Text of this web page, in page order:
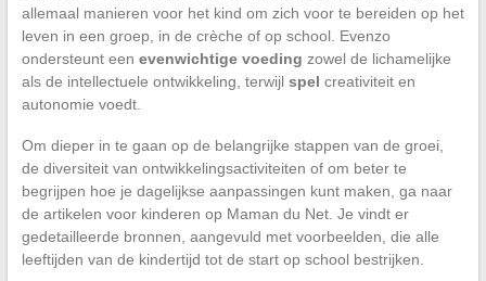
allemaal manieren voor het kind om zich voor te bereiden op het
leven in een groep, in de crèche of op school. Evenzo
ondersteunt een evenwichtige voeding zowel de lichamelijke
als de intellectuele ontwikkeling, terwijl spel creativiteit en
autonomie voedt.
Om dieper in te gaan op de belangrijke stappen van de groei,
de diversiteit van ontwikkelingsactiviteiten of om beter te
begrijpen hoe je dagelijkse aanpassingen kunt maken, ga naar
de artikelen voor kinderen op Maman du Net. Je vindt er
gedetailleerde bronnen, aangevuld met voorbeelden, die alle
leeftijden van de kindertijd tot de start op school bestrijken.